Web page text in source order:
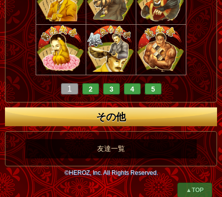
1 2 3 4 5
その他
友達一覧
©HEROZ, Inc. All Rights Reserved.
▲TOP